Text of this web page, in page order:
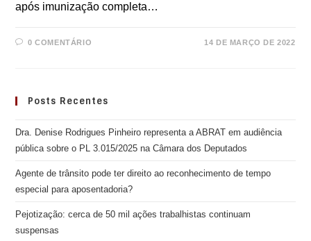
após imunização completa…
0 COMENTÁRIO 14 DE MARÇO DE 2022
Posts Recentes
Dra. Denise Rodrigues Pinheiro representa a ABRAT em audiência
pública sobre o PL 3.015/2025 na Câmara dos Deputados
Agente de trânsito pode ter direito ao reconhecimento de tempo
especial para aposentadoria?
Pejotização: cerca de 50 mil ações trabalhistas continuam
suspensas